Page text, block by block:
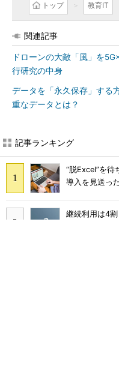
トップ 教育IT
関連記事
ドローンの大敵「風」を
行研究の中身
データを「永久保存」す
重なデータとは？
記事ランキング
“脱Excel”を
導入を見送っ
継続利用は4